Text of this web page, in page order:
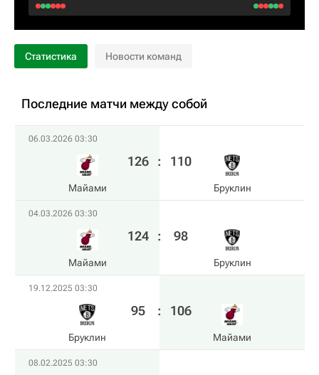
Статистика Новости команд
Последние матчи между собой
06.03.2026 03:30
Майами
126 : 110
Бруклин
04.03.2026 03:30
Майами
124 : 98
Бруклин
19.12.2025 03:30
Бруклин
95 : 106
Майами
08.02.2025 03:30